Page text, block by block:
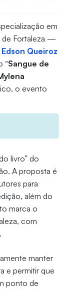
em
de Fortaleza —
Queiroz
“Sangue de
o evento
livro” do
A proposta é
para
além do
marca o
com
.
manter
e permitir que
ponto de